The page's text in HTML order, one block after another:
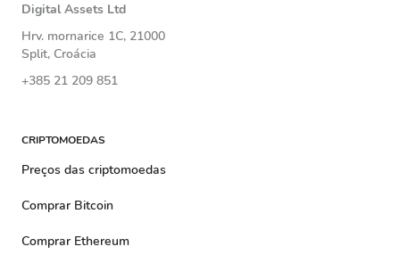
Digital Assets Ltd
Hrv. mornarice 1C, 21000
Split, Croácia
+385 21 209 851
CRIPTOMOEDAS
Preços das criptomoedas
Comprar Bitcoin
Comprar Ethereum